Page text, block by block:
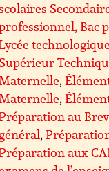
Bac
Supérieur
Maternelle,
Maternelle,
au
général,
aux